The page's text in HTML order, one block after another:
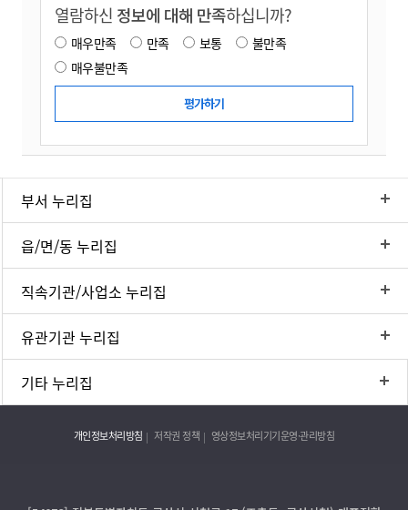
열람하신 정보에 대해 만족하십니까?
매우만족 만족 보통
불만족
매우불만족
부서 누리집
읍/면/동 누리집
직속기관/사업소 누리집
유관기관 누리집
기타 누리집
개인정보처리방침 저작권 정책 영상정보처리기기운영·관리방침